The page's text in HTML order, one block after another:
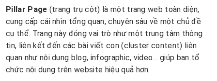
Pillar Page (trang trụ cột) là một trang web toàn diện,
cung cấp cái nhìn tổng quan, chuyên sâu về một chủ đề
cụ thể. Trang này đóng vai trò như một trung tâm thông
tin, liên kết đến các bài viết con (cluster content) liên
quan như nội dung blog, infographic, video… giúp bạn tổ
chức nội dung trên website hiệu quả hơn.